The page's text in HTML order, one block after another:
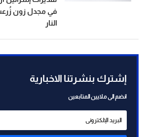
في مجدل زون
النار
إشترك بنشرتنا الاخبارية
انضم الى ملايين المتابعين